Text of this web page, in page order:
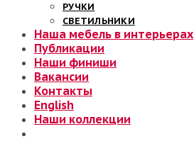
РУЧКИ
СВЕТИЛЬНИКИ
Наша мебель в интерьерах
Публикации
Наши финиши
Вакансии
Контакты
English
Наши коллекции